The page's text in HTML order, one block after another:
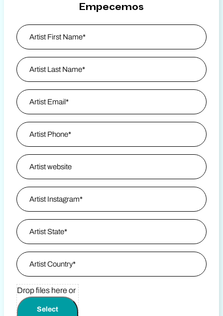
Empecemos
Artist Information
Nombre
apellido
Artist Email
Artist Phone
Artist Website
Artist Instagram
Artist State / Province
Artist Country
Upload Tattoo Before & After Photos
Drop files here or
Select